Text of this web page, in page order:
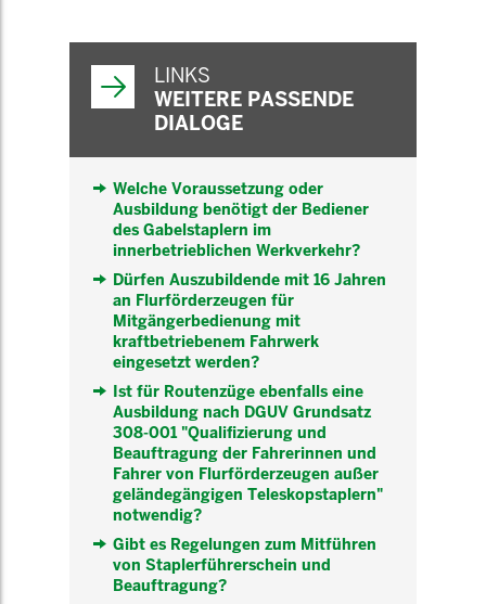
LINKS
WEITERE PASSENDE
DIALOGE
Welche Voraussetzung oder
Ausbildung benötigt der Bediener
des Gabelstaplern im
innerbetrieblichen Werkverkehr?
Dürfen Auszubildende mit 16 Jahren
an Flurförderzeugen für
Mitgängerbedienung mit
kraftbetriebenem Fahrwerk
eingesetzt werden?
Ist für Routenzüge ebenfalls eine
Ausbildung nach DGUV Grundsatz
308-001 "Qualifizierung und
Beauftragung der Fahrerinnen und
Fahrer von Flurförderzeugen außer
geländegängigen Teleskopstaplern"
notwendig?
Gibt es Regelungen zum Mitführen
von Staplerführerschein und
Beauftragung?